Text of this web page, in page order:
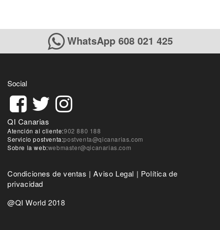
WhatsApp 608 021 425
Social
QI Canarias
Atención al cliente:902 880 188
Servicio postventa:postventa@qicanarias.com
Sobre la web:webmaster@qicanarias.com
Condiciones de ventas |Aviso Legal | Política de
privacidad
@QI World 2018